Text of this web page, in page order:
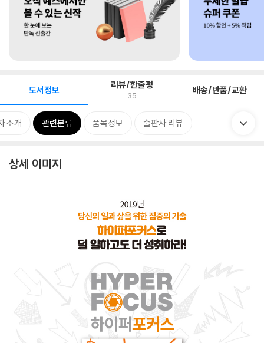
도서정보 리뷰/한줄평
35 배송/반품/교환
소개 관련분류 품목정보 출판사 리뷰
상세 이미지